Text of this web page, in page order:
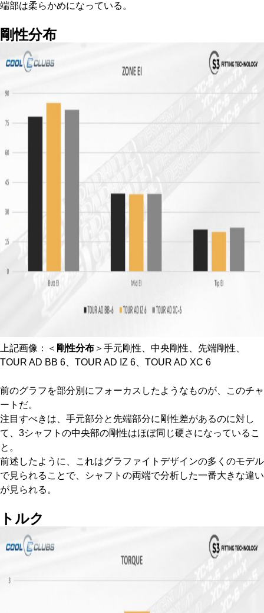
端部は柔らかめになっている。
剛性分布
上記画像：＜ 剛性分布 ＞手元剛性、中央剛性、先端剛性、
TOUR AD BB 6、TOUR AD IZ 6、TOUR AD XC 6
前のグラフを部分別にフォーカスしたようなものが、このチャ
ートだ。
注目すべきは、手元部分と先端部分に剛性差があるのに対し
て、3シャフトの中央部の剛性はほぼ同じ硬さになっているこ
と。
前述したように、これはグラファイトデザインの多くのモデル
で見られることで、シャフトの両端で分析した一番大きな違い
が見られる。
トルク